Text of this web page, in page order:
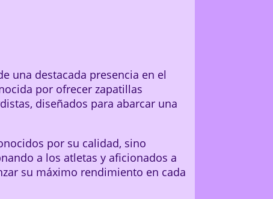
una destacada presencia en el
por ofrecer zapatillas
diseñados para abarcar una
por su calidad, sino
a los atletas y aficionados a
su máximo rendimiento en cada